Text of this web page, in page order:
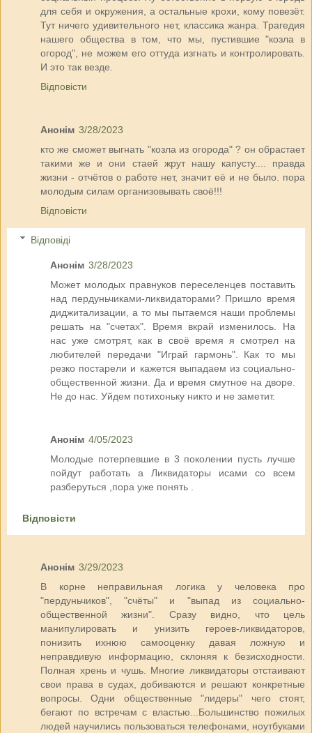
для себя и окружения, а остальные крохи, кому повезёт.
Тут ничего удивительного нет, классика жанра. Трагедия
нашего общества в том, что мы, пустившие "козла в
огород", не можем его оттуда изгнать и контролировать.
И это так везде.
Відповісти
Анонім 3/28/2023
кто же сможет выгнать "козла из огорода" ? он обрастает
такими же и они стаей жрут нашу капусту.... правда
жизни - отчётов о работе нет, значит её и не было. пора
молодым силам организовывать своё!!!
Відповісти
Відповіді
Анонім 3/28/2023
Может молодых правнуков переселенцев поставить
над пердуньчиками-ликвидаторами? Пришло время
диджитализации, а то мы пытаемся наши проблемы
решать на "счетах". Время вкрай изменилось. На
нас уже смотрят, как в своё время я смотрел на
любителей передачи "Играй гармонь". Как то мы
резко постарели и кажется выпадаем из социально-
общественной жизни. Да и время смутное на дворе.
Не до нас. Уйдем потихоньку никто и не заметит.
Анонім 4/05/2023
Молодые потерпевшие в 3 поколении пусть лучше
пойдут работать а Ликвидаторы исами со всем
разберуться ,пора уже понять .
Відповісти
Анонім 3/29/2023
В корне неправильная логика у человека про
"пердуньчиков", "счёты" и "выпад из социально-
общественной жизни". Сразу видно, что цель
манипулировать и унизить героев-ликвидаторов,
понизить ихнюю самооценку давая ложную и
неправдивую информацию, склоняя к безисходности.
Полная хрень и чушь. Многие ликвидаторы отстаивают
свои права в судах, добиваются и решают конкретные
вопросы. Одни общественные "лидеры" чего стоят,
бегают по встречам с властью...Большинство пожилых
людей научились пользоваться телефонами, ноутбуками